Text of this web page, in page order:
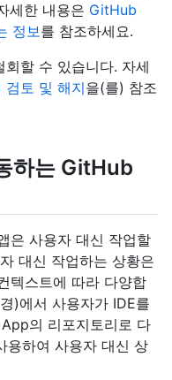
세한 내용은 GitHub
정보를 참조하세요.
할 수 있습니다. 자세
토 및 해지을(를) 참조
하는 GitHub
은 사용자 대신 작업할
대신 작업하는 상황은
텍스트에 따라 다양합
)에서 사용자가 IDE를
의 리포지토리로 다
하여 사용자 대신 상